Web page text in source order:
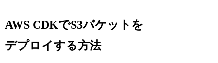
AWS CDKでS3バケットを
デプロイする方法